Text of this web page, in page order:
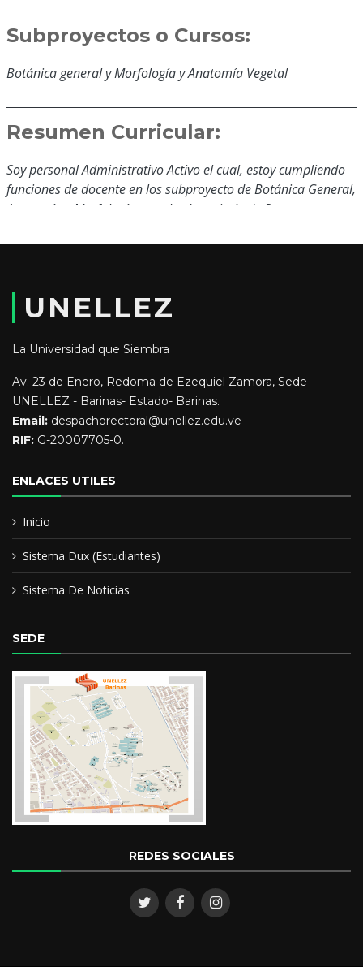
Subproyectos o Cursos:
Botánica general y Morfología y Anatomía Vegetal
Resumen Curricular:
Soy personal Administrativo Activo el cual, estoy cumpliendo
funciones de docente en los subproyecto de Botánica General,
Anatomía y Morfología para las Ingeniería de Recursos,
Licenciado en Docencia Agropecuaria
Maestria en Educacion Ambiental (esperando por Acto de
grado)
UNELLEZ
La Universidad que Siembra
Av. 23 de Enero, Redoma de Ezequiel Zamora, Sede
UNELLEZ - Barinas- Estado- Barinas.
Email: despachorectoral@unellez.edu.ve
RIF: G-20007705-0.
ENLACES UTILES
Inicio
Sistema Dux (Estudiantes)
Sistema De Noticias
SEDE
REDES SOCIALES